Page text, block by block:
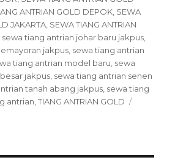
ANTRIAN GOLD DEPOK SEWA
JAKARTA SEWA TIANG ANTRIAN
sewa tiang antrian johar baru jakpus
jakpus sewa tiang antrian
tiang antrian model baru sewa
jakpus sewa tiang antrian senen
tanah abang jakpus sewa tiang
antrian ,TIANG ANTRIAN GOLD